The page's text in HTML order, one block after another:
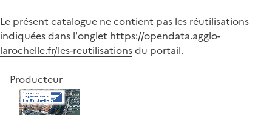
Le présent catalogue ne contient pas les réutilisations
indiquées dans l'onglet https://opendata.agglo-
larochelle.fr/les-reutilisationsdu portail.
Producteur